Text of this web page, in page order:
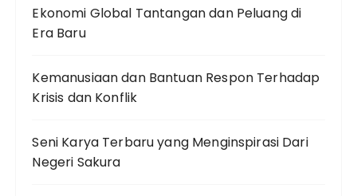
Ekonomi Global Tantangan dan Peluang di
Era Baru
Kemanusiaan dan Bantuan Respon Terhadap
Krisis dan Konflik
Seni Karya Terbaru yang Menginspirasi Dari
Negeri Sakura